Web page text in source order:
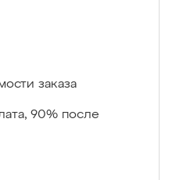
заказа
90% после